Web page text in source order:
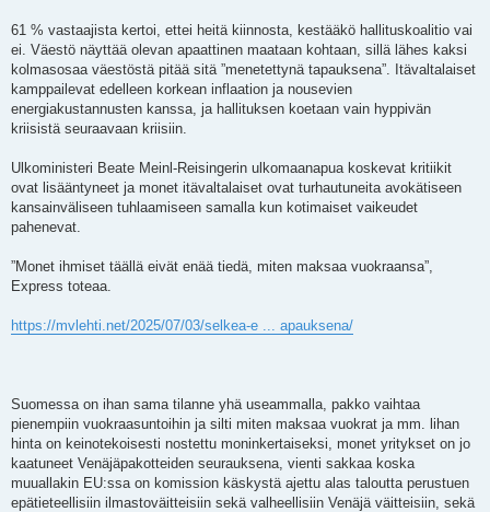
61 % vastaajista kertoi, ettei heitä kiinnosta, kestääkö hallituskoalitio vai
ei. Väestö näyttää olevan apaattinen maataan kohtaan, sillä lähes kaksi
kolmasosaa väestöstä pitää sitä ”menetettynä tapauksena”. Itävaltalaiset
kamppailevat edelleen korkean inflaation ja nousevien
energiakustannusten kanssa, ja hallituksen koetaan vain hyppivän
kriisistä seuraavaan kriisiin.
Ulkoministeri Beate Meinl-Reisingerin ulkomaanapua koskevat kritiikit
ovat lisääntyneet ja monet itävaltalaiset ovat turhautuneita avokätiseen
kansainväliseen tuhlaamiseen samalla kun kotimaiset vaikeudet
pahenevat.
”Monet ihmiset täällä eivät enää tiedä, miten maksaa vuokraansa”,
Express toteaa.
https://mvlehti.net/2025/07/03/selkea-e ... apauksena/
Suomessa on ihan sama tilanne yhä useammalla, pakko vaihtaa
pienempiin vuokraasuntoihin ja silti miten maksaa vuokrat ja mm. lihan
hinta on keinotekoisesti nostettu moninkertaiseksi, monet yritykset on jo
kaatuneet Venäjäpakotteiden seurauksena, vienti sakkaa koska
muuallakin EU:ssa on komission käskystä ajettu alas taloutta perustuen
epätieteellisiin ilmastoväitteisiin sekä valheellisiin Venäjä väitteisiin, sekä